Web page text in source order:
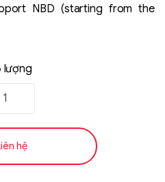
NBD (starting from the
lượng
hệ